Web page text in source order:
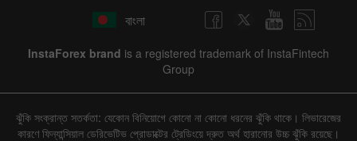
বাংলা
InstaForex brand is a registered trademark of InstaFintech
Group
ঝুঁকি সংক্রান্ত সতর্কতা: যেকোন বিনিয়োগে কোনো না কোনো ধরনের ঝুঁকি থাকে। লিভারেজের
কারণে ফিন্যান্সিয়াল ডেরিভেটিভ প্রোডাক্টের ট্রেডিংয়ে দ্রুত অর্থ হারানোর উচ্চ ঝুঁকি রয়েছে।